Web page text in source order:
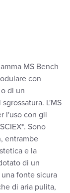
MS Bench
con
di un
L'MS
l'uso con gli
Sono
entrambe
e la
di un
fonte sicura
di aria pulita,